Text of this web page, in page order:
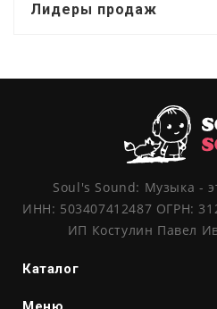
Лидеры продаж
Soul's Sound: Музыка -
ИНН: 503407412487 ОГРН:
ИП Костулин Павел
Каталог